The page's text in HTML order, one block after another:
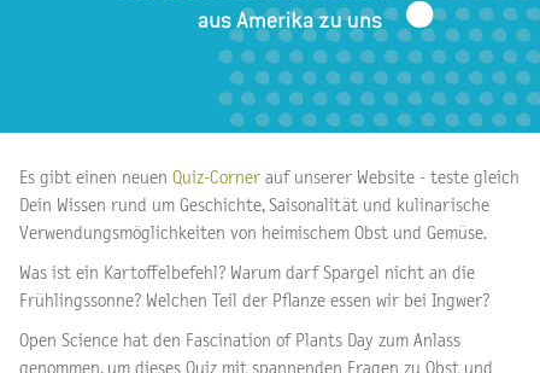
Es gibt einen neuen Quiz-Corner auf unserer Website - teste gleich
Dein Wissen rund um Geschichte, Saisonalität und kulinarische
Verwendungsmöglichkeiten von heimischem Obst und Gemüse.
Was ist ein Kartoffelbefehl? Warum darf Spargel nicht an die
Frühlingssonne? Welchen Teil der Pflanze essen wir bei Ingwer?
Open Science hat den Fascination of Plants Day zum Anlass
genommen, um dieses Quiz mit spannenden Fragen zu Obst und